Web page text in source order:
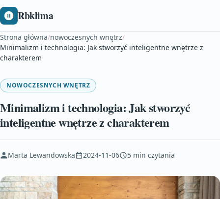
Rbklima
Strona główna/nowoczesnych wnętrz/
Minimalizm i technologia: Jak stworzyć inteligentne wnętrze z
charakterem
NOWOCZESNYCH WNĘTRZ
Minimalizm i technologia: Jak stworzyć
inteligentne wnętrze z charakterem
Marta Lewandowska 2024-11-06 5 min czytania